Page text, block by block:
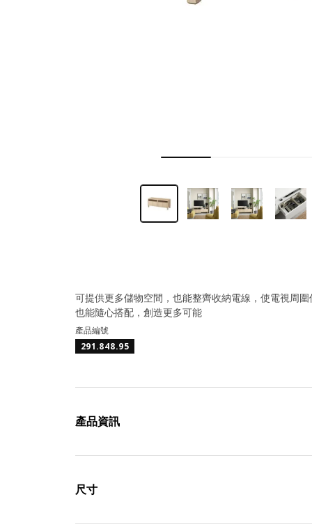
可提供更多儲物空間，也能整齊收納電線，使電視周
也能隨心搭配，創造更多可能
產品編號
291.848.95
產品資訊
尺寸